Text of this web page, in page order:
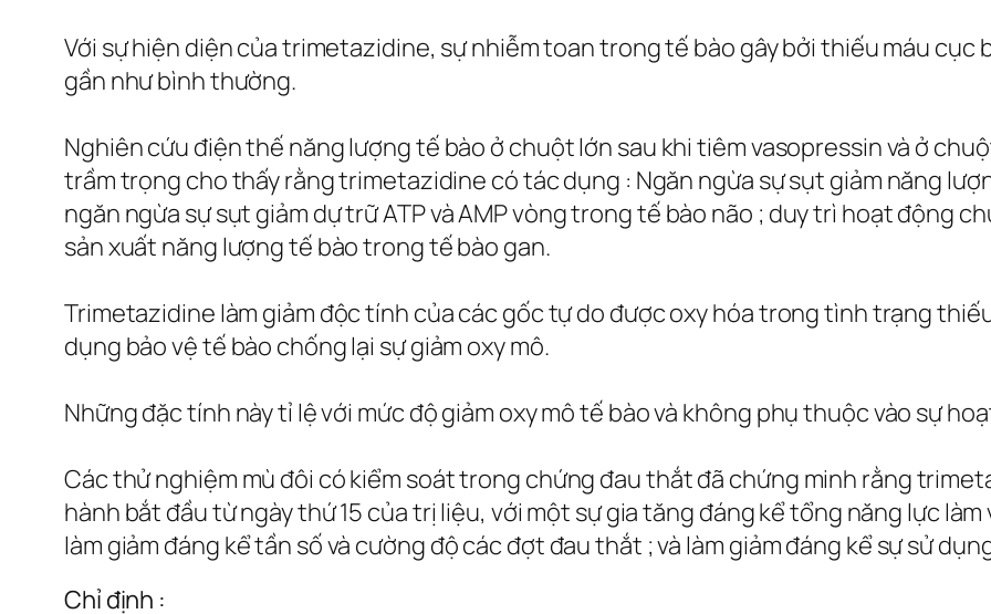
Với sự hiện diện của trimetazidine, sự nhiễm toan trong tế bào gây bởi thiếu máu cục
gần như bình thường.
Nghiên cứu điện thế năng lượng tế bào ở chuột lớn sau khi tiêm vasopressin và ở
trầm trọng cho thấy rằng trimetazidine có tác dụng : Ngăn ngừa sự sụt giảm năng
ngăn ngừa sự sụt giảm dự trữ ATP và AMP vòng trong tế bào não ; duy trì hoạt động
sản xuất năng lượng tế bào trong tế bào gan.
Trimetazidine làm giảm độc tính của các gốc tự do được oxy hóa trong tình trạng
dụng bảo vệ tế bào chống lại sự giảm oxy mô.
Những đặc tính này tỉ lệ với mức độ giảm oxy mô tế bào và không phụ thuộc vào sự
Các thử nghiệm mù đôi có kiểm soát trong chứng đau thắt đã chứng minh rằng
hành bắt đầu từ ngày thứ 15 của trị liệu, với một sự gia tăng đáng kể tổng năng lực
làm giảm đáng kể tần số và cường độ các đợt đau thắt ; và làm giảm đáng kể sự sử
Chỉ định :